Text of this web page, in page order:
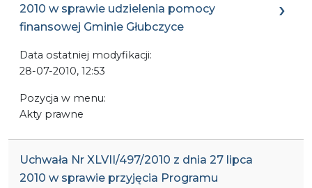
2010 w sprawie udzielenia pomocy
finansowej Gminie Głubczyce
Data ostatniej modyfikacji:
28-07-2010, 12:53
Pozycja w menu:
Akty prawne
Uchwała Nr XLVII/497/2010 z dnia 27 lipca
2010 w sprawie przyjęcia Programu